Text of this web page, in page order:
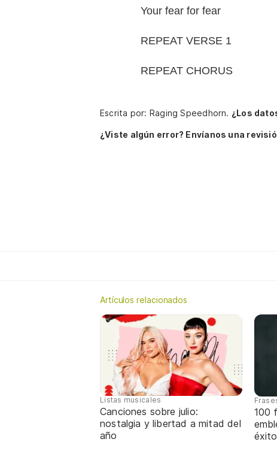
Your fear for fear
REPEAT VERSE 1
REPEAT CHORUS
Escrita por: Raging Speedhorn. ¿Los
¿Viste algún error? Envíanos una
Artículos relacionados
Listas musicales
Canciones sobre julio:
nostalgia y libertad a mitad del
año
100